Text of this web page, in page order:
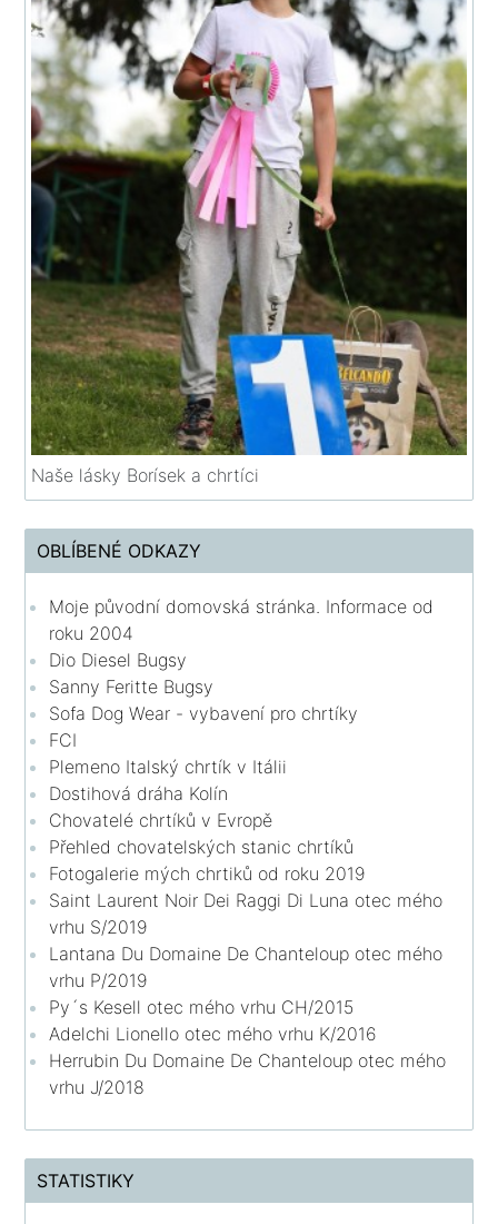
Naše lásky Borísek a chrtíci
OBLÍBENÉ ODKAZY
Moje původní domovská stránka. Informace od
roku 2004
Dio Diesel Bugsy
Sanny Feritte Bugsy
Sofa Dog Wear - vybavení pro chrtíky
FCI
Plemeno Italský chrtík v Itálii
Dostihová dráha Kolín
Chovatelé chrtíků v Evropě
Přehled chovatelských stanic chrtíků
Fotogalerie mých chrtiků od roku 2019
Saint Laurent Noir Dei Raggi Di Luna otec mého
vrhu S/2019
Lantana Du Domaine De Chanteloup otec mého
vrhu P/2019
Py´s Kesell otec mého vrhu CH/2015
Adelchi Lionello otec mého vrhu K/2016
Herrubin Du Domaine De Chanteloup otec mého
vrhu J/2018
STATISTIKY